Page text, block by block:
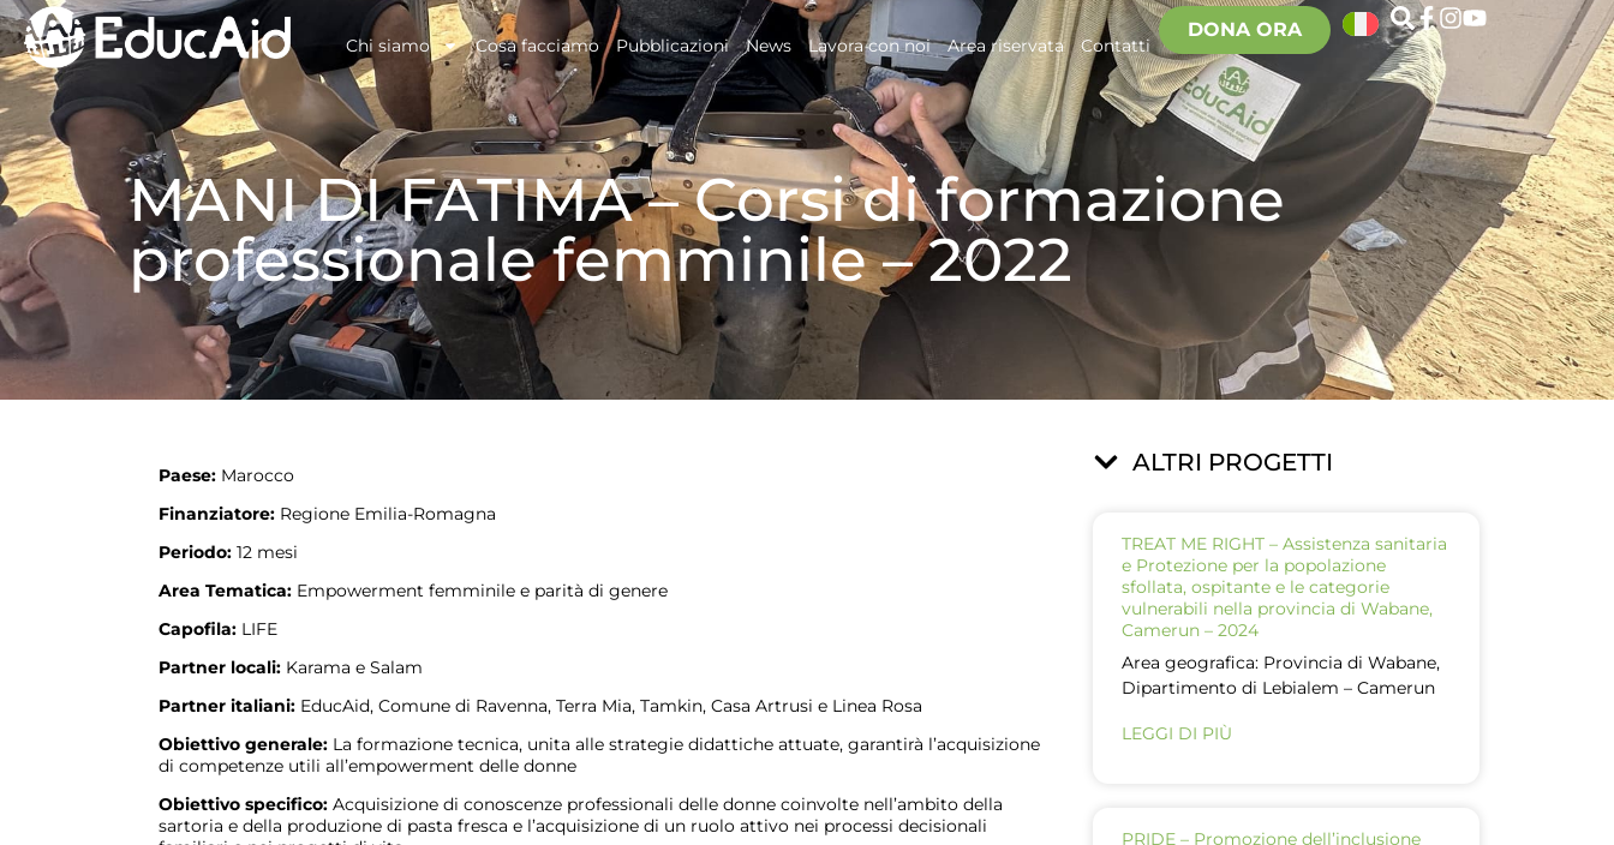
Chi siamo Cosa facciamo Pubblicazioni News Lavora con noi Area riservata Contatti
DONA ORA
MANI DI FATIMA – Corsi di formazione
professionale femminile – 2022
Paese: Marocco
Finanziatore: Regione Emilia-Romagna
Periodo: 12 mesi
Area Tematica: Empowerment femminile e parità di genere
Capofila: LIFE
Partner locali: Karama e Salam
Partner italiani: EducAid, Comune di Ravenna, Terra Mia, Tamkin, Casa Artrusi e Linea Rosa
Obiettivo generale: La formazione tecnica, unita alle strategie didattiche attuate, garantirà l’acquisizione
di competenze utili all’empowerment delle donne
Obiettivo specifico: Acquisizione di conoscenze professionali delle donne coinvolte nell’ambito della
sartoria e della produzione di pasta fresca e l’acquisizione di un ruolo attivo nei processi decisionali
ALTRI PROGETTI
TREAT ME RIGHT – Assistenza sanitaria
e Protezione per la popolazione
sfollata, ospitante e le categorie
vulnerabili nella provincia di Wabane,
Camerun – 2024
Area geografica: Provincia di Wabane,
Dipartimento di Lebialem – Camerun
LEGGI DI PIÙ
PRIDE – Promozione dell’inclusione